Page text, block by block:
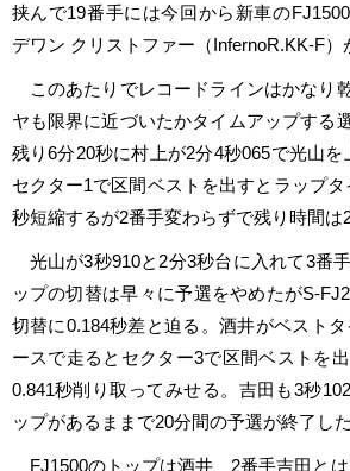
挟んで19番手には今回から新車の
デワン クリストファー（InfernoR.KK-F）
このあたりでレコードラインはかなり
ヤも限界に近づいたかタイムアップする
残り6分20秒に村上が2分4秒065で光山
セクター1で区間ベストを出すとラップ
秒短縮するが2番手変わらずで残り時間は2
光山が3秒910と2分3秒台に入れて3番
ップの切替は早々に予選をやめたがS-
切替に0.184秒差と迫る。酒井がベスト
ースで走るとセクター3で区間ベストを
0.841秒削り取ってみせる。吉田も3秒
ップがあるままで20分間の予選が終了した
FJ1500のトップは酒井、2番手吉田と